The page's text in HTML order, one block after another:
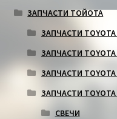
ЗАПЧАСТИ ТОЙОТА
ЗАПЧАСТИ TOYOTA
ЗАПЧАСТИ TOYOTA
ЗАПЧАСТИ TOYOTA
ЗАПЧАСТИ TOYOTA
СВЕЧИ